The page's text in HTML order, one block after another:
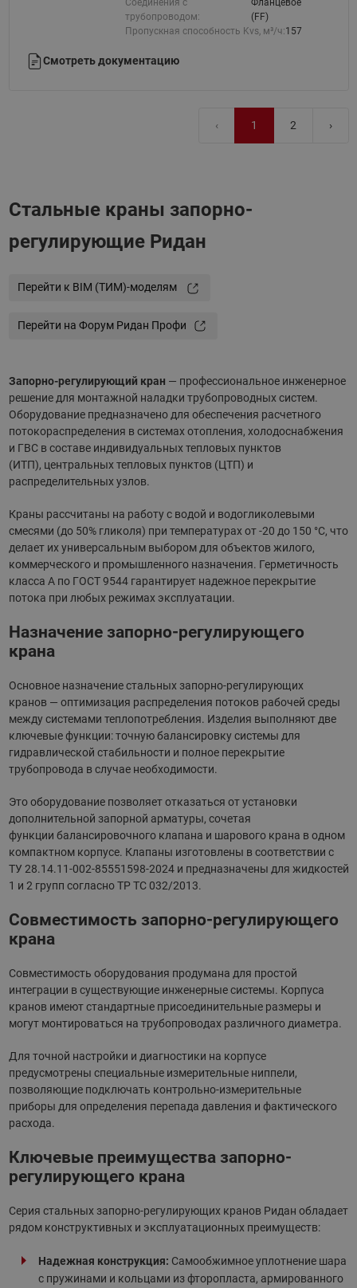
Соединения с
трубопроводом:
Фланцевое
(FF)
Пропускная способность Kvs, м³/ч:157
Смотреть документацию
‹ 1 2 ›
Стальные краны запорно-
регулирующие Ридан
Перейти к BIM (ТИМ)-моделям
Перейти на Форум Ридан Профи
Запорно-регулирующий кран — профессиональное инженерное
решение для монтажной наладки трубопроводных систем.
Оборудование предназначено для обеспечения расчетного
потокораспределения в системах отопления, холодоснабжения
и ГВС в составе индивидуальных тепловых пунктов
(ИТП), центральных тепловых пунктов (ЦТП) и
распределительных узлов.
Краны рассчитаны на работу с водой и водогликолевыми
смесями (до 50% гликоля) при температурах от -20 до 150 °С, что
делает их универсальным выбором для объектов жилого,
коммерческого и промышленного назначения. Герметичность
класса А по ГОСТ 9544 гарантирует надежное перекрытие
потока при любых режимах эксплуатации.
Назначение запорно-регулирующего
крана
Основное назначение стальных запорно-регулирующих
кранов — оптимизация распределения потоков рабочей среды
между системами теплопотребления. Изделия выполняют две
ключевые функции: точную балансировку системы для
гидравлической стабильности и полное перекрытие
трубопровода в случае необходимости.
Это оборудование позволяет отказаться от установки
дополнительной запорной арматуры, сочетая
функции балансировочного клапана и шарового крана в одном
компактном корпусе. Клапаны изготовлены в соответствии с
ТУ 28.14.11-002-85551598-2024 и предназначены для жидкостей
1 и 2 групп согласно ТР ТС 032/2013.
Совместимость запорно-регулирующего
крана
Совместимость оборудования продумана для простой
интеграции в существующие инженерные системы. Корпуса
кранов имеют стандартные присоединительные размеры и
могут монтироваться на трубопроводах различного диаметра.
Для точной настройки и диагностики на корпусе
предусмотрены специальные измерительные ниппели,
позволяющие подключать контрольно-измерительные
приборы для определения перепада давления и фактического
расхода.
Ключевые преимущества запорно-
регулирующего крана
Серия стальных запорно-регулирующих кранов Ридан обладает
рядом конструктивных и эксплуатационных преимуществ:
Надежная конструкция: Самообжимное уплотнение шара
с пружинами и кольцами из фторопласта, армированного